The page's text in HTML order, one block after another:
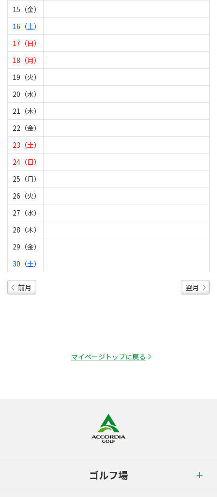
15（金）
16（土）
17（日）
18（月）
19（火）
20（水）
21（木）
22（金）
23（土）
24（日）
25（月）
26（火）
27（水）
28（木）
29（金）
30（土）
前月 翌月
マイページトップに戻る
ゴルフ場